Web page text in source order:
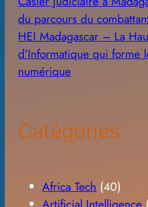
du parcours du
HEI Madagascar – La
d’Informatique qui forme
numérique
Catégories
Africa Tech (40)